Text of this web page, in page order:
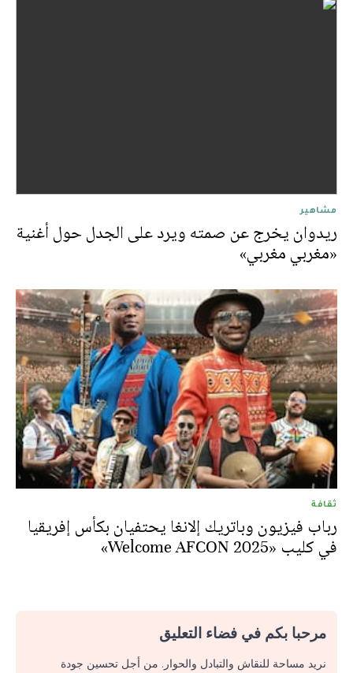
مشاهير
ريدوان يخرج عن صمته ويرد على الجدل حول أغنية
«مغربي مغربي»
ثقافة
رباب فيزيون وباتريك إلانغا يحتفيان بكأس إفريقيا
في كليب «Welcome AFCON 2025»
مرحبا بكم في فضاء التعليق
نريد مساحة للنقاش والتبادل والحوار. من أجل تحسين جودة